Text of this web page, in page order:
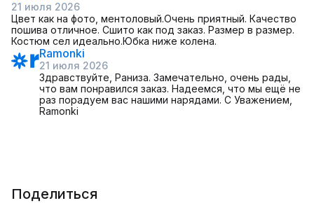
21 июля 2026
Цвет как на фото, ментоловый.Очень приятный. Качество
пошива отличное. Сшито как под заказ. Размер в размер.
Костюм сел идеально.Юбка ниже колена.
Ramonki
21 июля 2026
Здравствуйте, Раниза. Замечательно, очень рады,
что вам понравился заказ. Надеемся, что мы ещё не
раз порадуем вас нашими нарядами. С Уважением,
Ramonki
Поделиться